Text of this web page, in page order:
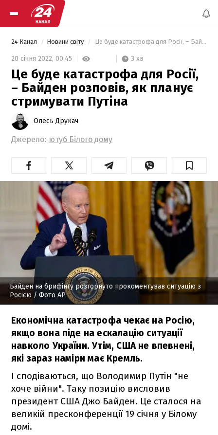
24 Канал Новини світу Це буде катастрофа для Росії, – Байден розповів, як планує стримувати Путіна
20 січня 2022, 00:45 3 хв
Це буде катастрофа для Росії,
– Байден розповів, як планує
стримувати Путіна
Олесь Друкач
Джерело: ютуб Білого дому
Байден на брифінгу розгорнуто прокоментував ситуацію з
Росією / Фото АР
Економічна катастрофа чекає на Росію,
якщо вона піде на ескалацію ситуації
навколо України. Утім, США не впевнені,
які зараз наміри має Кремль.
І сподіваються, що Володимир Путін "не
хоче війни". Таку позицію висловив
президент США Джо Байден. Це сталося на
великій пресконференції 19 січня у Білому
домі.